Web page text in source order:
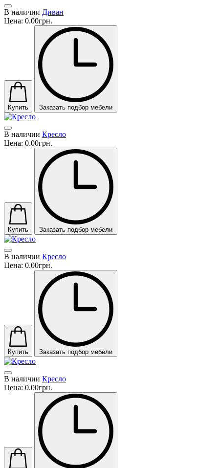
В наличии Диван
Цена: 0.00грн.
Купить Заказать подбор мебели
В наличии Кресло
Цена: 0.00грн.
Купить Заказать подбор мебели
В наличии Кресло
Цена: 0.00грн.
Купить Заказать подбор мебели
В наличии Кресло
Цена: 0.00грн.